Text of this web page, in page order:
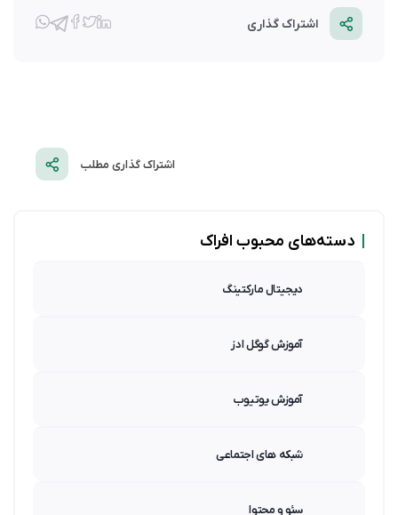
اشتراک گذاری
اشتراک گذاری مطلب
دسته‌های محبوب افراک
دیجیتال مارکتینگ
آموزش گوگل ادز
آموزش یوتیوب
شبکه های اجتماعی
سئو و محتوا